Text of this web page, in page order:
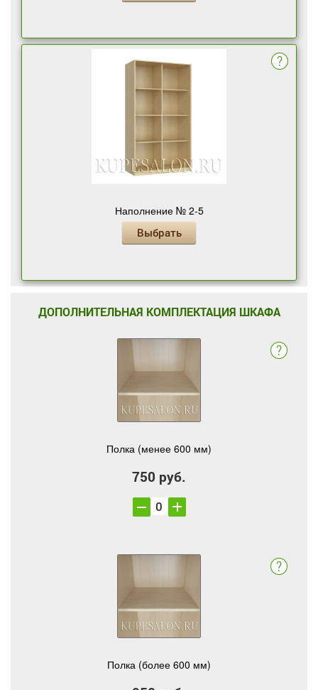
Наполнение № 2-5
Выбрать
ДОПОЛНИТЕЛЬНАЯ КОМПЛЕКТАЦИЯ ШКАФА
Полка (менее 600 мм)
750 руб.
Полка (более 600 мм)